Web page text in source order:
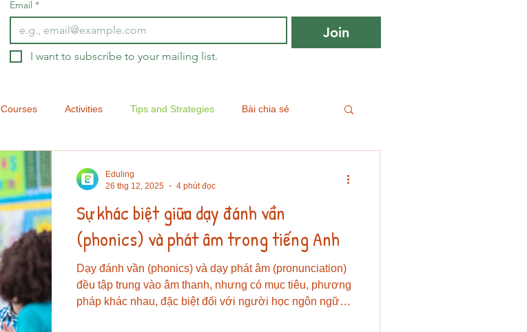
Email *
Join
I want to subscribe to your mailing list.
Courses Activities Tips and Strategies Bài chia sẻ
Assessment
Sự khác biệt giữa dạy đánh vần
(phonics) và phát âm trong tiếng Anh
Dạy đánh vần (phonics) và dạy phát âm (pronunciation)
đều tập trung vào âm thanh, nhưng có mục tiêu, phương
pháp khác nhau, đặc biệt đối với người học ngôn ngữ
Eduling
26 thg 12, 2025
4 phút đọc